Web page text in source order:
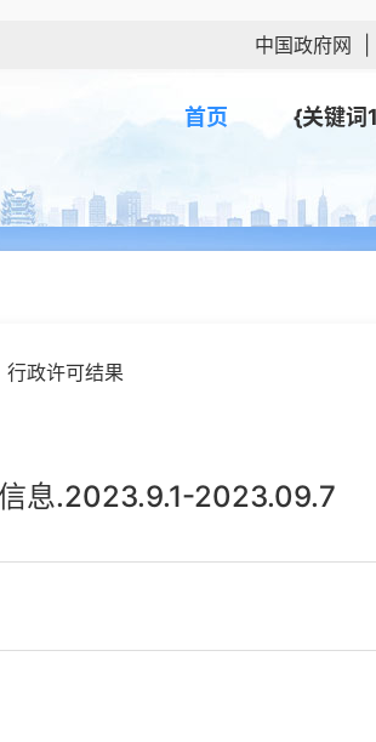
中国政府网
首页 {关键词
行政许可结果
息.2023.9.1-2023.09.7